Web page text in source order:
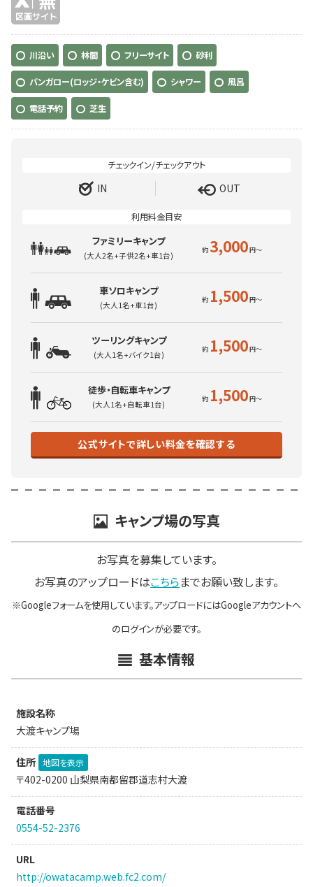
川沿い 林間 フリーサイト 砂利
バンガロー(ロッジ・ケビン含む) シャワー 風呂
電話予約 芝生
IN OUT
ファミリーキャンプ
(大人2名+子供2名+車1台) 3,000
車ソロキャンプ
(大人1名+車1台) 1,500
ツーリングキャンプ
(大人1名+バイク1台) 1,500
徒歩・自転車キャンプ
(大人1名+自転車1台) 1,500
公式サイトで詳しい料金を確認する
キャンプ場の写真
お写真を募集しています。
お写真のアップロードはこちらまでお願い致します。
※Googleフォームを使用しています。アップロードにはGoogleアカウントへ
のログインが必要です。
基本情報
施設名称
大渡キャンプ場
住所 地図を表示
〒402-0200 山梨県南都留郡道志村大渡
電話番号
0554-52-2376
URL
http://owatacamp.web.fc2.com/